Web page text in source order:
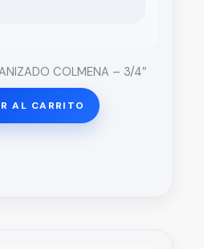
COLMENA – 3/4″
AL CARRITO